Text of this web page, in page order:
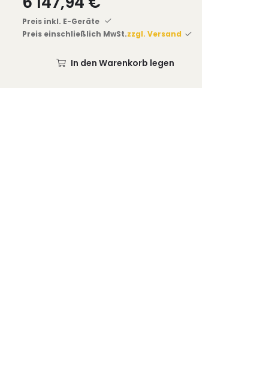
Preis inkl. E-Geräte
Preis einschließlich MwSt.zzgl. Versand
In den Warenkorb legen